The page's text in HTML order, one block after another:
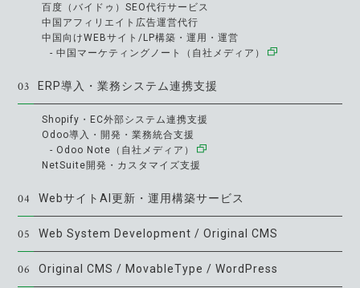
百度（バイドゥ）SEO代行サービス
中国アフィリエイト広告運営代行
中国向けWEBサイト/LP構築・運用・運営
- 中国マーケティングノート（自社メディア）
03 ERP導入・業務システム連携支援
Shopify・EC外部システム連携支援
Odoo導入・開発・業務統合支援
- Odoo Note（自社メディア）
NetSuite開発・カスタマイズ支援
04 WebサイトAI更新・運用構築サービス
05 Web System Development / Original CMS
06 Original CMS / MovableType / WordPress